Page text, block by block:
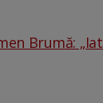
Brumă: